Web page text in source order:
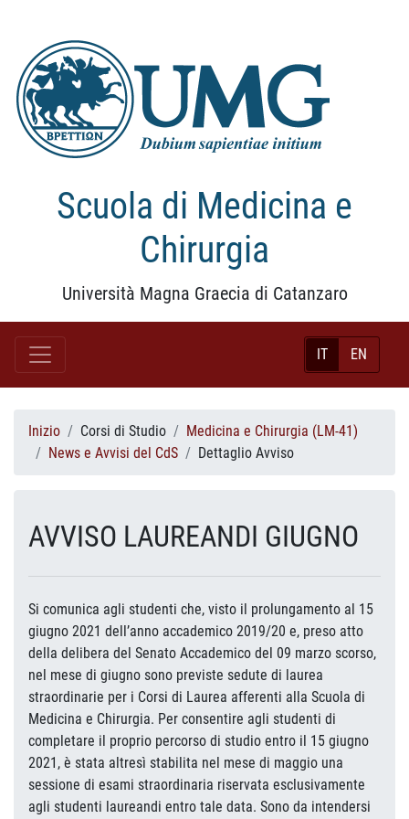
Scuola di Medicina e
Chirurgia
Università Magna Graecia di Catanzaro
IT EN
Inizio Corsi di Studio
Medicina e Chirurgia (LM-41)
News e Avvisi del CdS
Dettaglio Avviso
AVVISO LAUREANDI GIUGNO
Si comunica agli studenti che, visto il prolungamento al 15
giugno 2021 dell’anno accademico 2019/20 e, preso atto
della delibera del Senato Accademico del 09 marzo scorso,
nel mese di giugno sono previste sedute di laurea
straordinarie per i Corsi di Laurea afferenti alla Scuola di
Medicina e Chirurgia. Per consentire agli studenti di
completare il proprio percorso di studio entro il 15 giugno
2021, è stata altresì stabilita nel mese di maggio una
sessione di esami straordinaria riservata esclusivamente
agli studenti laureandi entro tale data. Sono da intendersi